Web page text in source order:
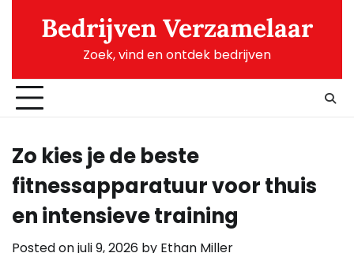
Bedrijven Verzamelaar
Zoek, vind en ontdek bedrijven
Zo kies je de beste
fitnessapparatuur voor thuis
en intensieve training
Posted onjuli 9, 2026 by Ethan Miller